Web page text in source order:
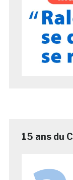
15 ans du